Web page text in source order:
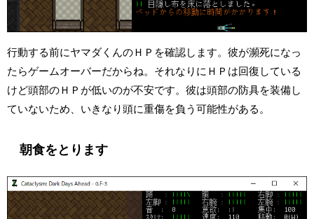
行動する前にヤマダくんのＨＰを確認します。彼が瀕死になっ
たらゲームオーバーだからね。それなりにＨＰは回復している
けど頭部のＨＰが低いのが不安です。彼は頭部の防具を装備し
ていないため、いきなり頭に重傷を負う可能性がある。
朝食をとります